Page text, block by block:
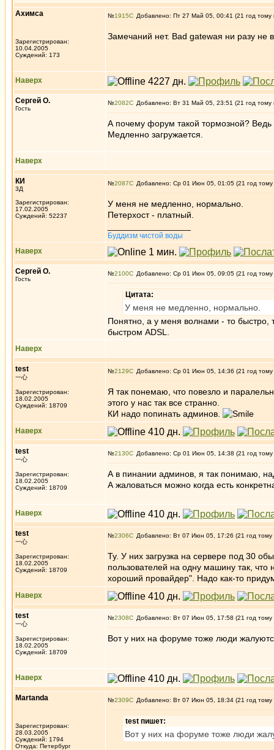
Ахимса
Зарегистрирован:
10.04.2005
Суждений: 173
№1915 Добавлено: Пт 27 Май 05, 00:41 (21 год тому
Замечаний нет. Bad gatewaя ни разу не
Наверх
Сергей О.
Гость
№2082 Добавлено: Вт 31 Май 05, 23:51 (21 год тому
А почему форум такой тормозной?
Медленно загружается.
Наверх
КИ
3Д
Зарегистрирован:
17.02.2005
Суждений: 52237
№2087 Добавлено: Ср 01 Июн 05, 01:05 (21 год тому
У меня не медленно, нормально.
Петерхост - платный.
Буддизм чистой воды
Наверх
Сергей О.
Гость
№2100 Добавлено: Ср 01 Июн 05, 09:05 (21 год тому
Цитата:
У меня не медленно, нормально.
Понятно, а у меня волнами - то
быстром ADSL.
Наверх
test
一心
Зарегистрирован:
18.02.2005
Суждений: 18709
№2129 Добавлено: Ср 01 Июн 05, 14:36 (21 год тому
Я так понемаю, что повезло и
этого у нас так все странно.
КИ надо попинать админов.
Наверх
test
一心
Зарегистрирован:
18.02.2005
Суждений: 18709
№2130 Добавлено: Ср 01 Июн 05, 14:38 (21 год тому
А в пинании админов, я так понимаю,
А жаловаться можно когда есть
Наверх
test
一心
Зарегистрирован:
18.02.2005
Суждений: 18709
№2306 Добавлено: Вт 07 Июн 05, 17:26 (21 год тому
Ту. У них загрузка на сервере под 30
пользователей на одну машину так, что
хороший провайдер". Надо как-то
Наверх
test
一心
Зарегистрирован:
18.02.2005
Суждений: 18709
№2308 Добавлено: Вт 07 Июн 05, 17:58 (21 год тому
Вот у них на форуме тоже люди
Наверх
Martanda
Зарегистрирован:
28.03.2005
Суждений: 1794
Откуда: Петербург
№2309 Добавлено: Вт 07 Июн 05, 18:34 (21 год тому
test пишет:
Вот у них на форуме тоже люди